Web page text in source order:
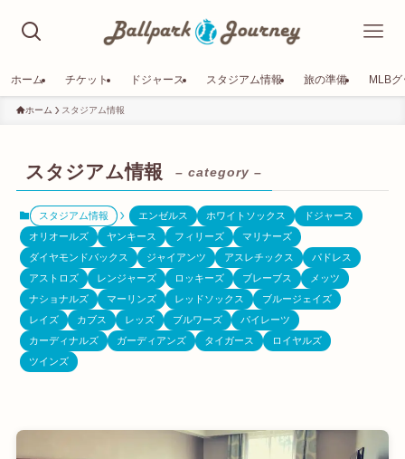
ホーム チケット ドジャース スタジアム情報 旅の準備 MLB
ホーム スタジアム情報
スタジアム情報 – category –
スタジアム情報 エンゼルス ホワイトソックス
ドジャース
オリオールズ
ヤンキース フィリーズ
マリナーズ
ダイヤモンドバックス
ジャイアンツ アスレチックス
パドレス
アストロズ
レンジャーズ ロッキーズ ブレーブス
メッツ
ナショナルズ
マーリンズ レッドソックス
ブルージェイズ
レイズ
カブス レッズ ブルワーズ
パイレーツ
カーディナルズ
ガーディアンズ タイガース
ロイヤルズ
ツインズ